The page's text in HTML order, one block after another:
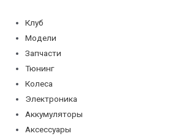
содержимому
Клуб
Модели
Запчасти
Тюнинг
Колеса
Электроника
Аккумуляторы
Аксессуары